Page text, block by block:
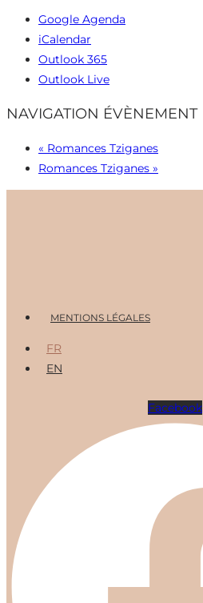
Google Agenda
iCalendar
Outlook 365
Outlook Live
NAVIGATION ÉVÈNEMENT
« Romances Tziganes
Romances Tziganes »
Menu MENTIONS LÉGALES
FR
EN
Facebook